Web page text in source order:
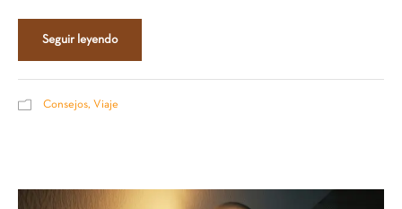
Seguir leyendo
Consejos, Viaje